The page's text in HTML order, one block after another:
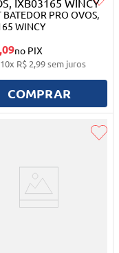
BATEDOR PRO OVOS,
WINCY
no PIX
10x R$ 2,99sem juros
COMPRAR